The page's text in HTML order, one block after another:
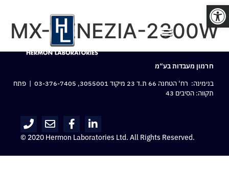
פתח סרגל נגישות
MX-VENEZIA-2300W
חרמון מעבדות בע“מ
בנימינה: רח‘ הטחנה 66 ת.ד 23 מיקוד 3055001,
03-376-7405 | פתח
תקווה: הסיבים 43
© 2020 Hermon Laboratories Ltd. All Rights Reserved.